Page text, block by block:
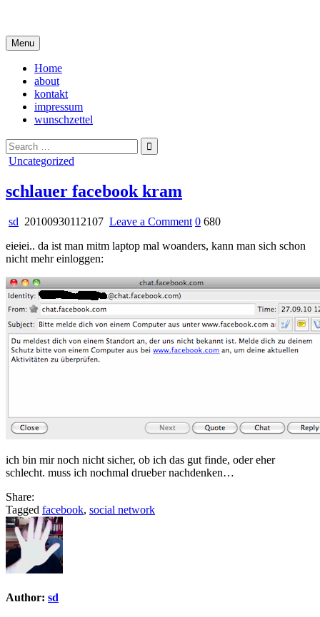
content
Menu
Home
about
kontakt
impressum
wunschzettel
Search
for:
Posted
Uncategorized
schlauer facebook kram
sd 20100930112107 Leave a Commenton
facebook
0 680
eieiei.. da ist man mitm laptop mal woanders, kann man sich schon
nicht mehr einloggen:
ich bin mir noch nicht sicher, ob ich das gut finde, oder eher
schlecht. muss ich nochmal drueber nachdenken…
Share:
Tagged facebook, social network
Author: sd